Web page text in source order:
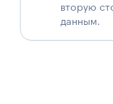
вторую
данным.